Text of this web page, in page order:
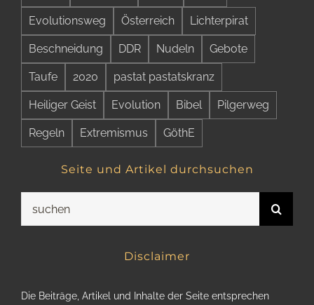
Evolutionsweg Österreich Lichterpirat
Beschneidung DDR Nudeln Gebote
Taufe 2020 pastat pastatskranz
Heiliger Geist Evolution Bibel Pilgerweg
Regeln Extremismus GöthE
Seite und Artikel durchsuchen
nach:
Disclaimer
Die Beiträge, Artikel und Inhalte der Seite entsprechen